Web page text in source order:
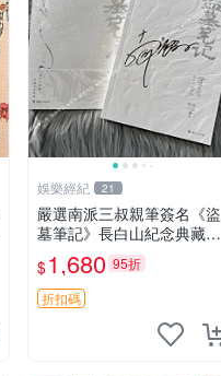
娛樂經紀 21
嚴選南派三叔親筆簽名《盜
墓筆記》長白山紀念典藏禮
盒，限量收藏必備 原著小說
定價 特別款
$1,680 95折
折扣碼